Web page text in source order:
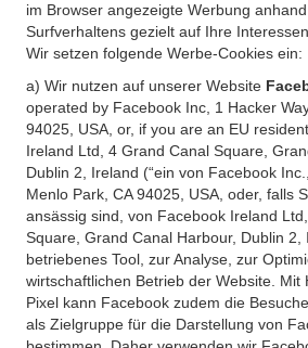
im Browser angezeigte Werbung
Surfverhaltens gezielt auf Ihre
Wir setzen folgende Werbe-Cookies ein:
a) Wir nutzen auf unserer Website
operated by Facebook Inc, 1 Hacker
94025, USA, or, if you are an EU
Ireland Ltd, 4 Grand Canal Square,
Dublin 2, Ireland (“ein von Facebook
Menlo Park, CA 94025, USA, oder, falls
ansässig sind, von Facebook Ireland
Square, Grand Canal Harbour, Dublin 2,
betriebenes Tool, zur Analyse, zur
wirtschaftlichen Betrieb der Website. Mit
Pixel kann Facebook zudem die
als Zielgruppe für die Darstellung von